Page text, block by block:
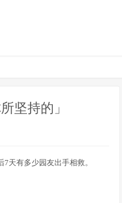
坚持的」
天有多少园友出手相救。